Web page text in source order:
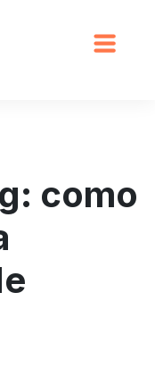
como